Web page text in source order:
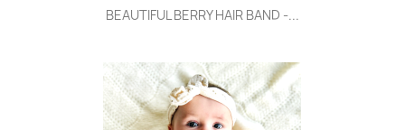
BEAUTIFUL BERRY HAIR BAND -...